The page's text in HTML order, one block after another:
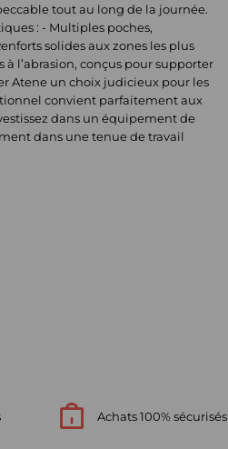
tout au long de la journée.
: - Multiples poches,
solides aux zones les plus
l’abrasion, conçus pour supporter
Atene un choix judicieux pour les
convient parfaitement aux
dans un équipement de
dans une tenue de travail
Achats 100% sécurisés